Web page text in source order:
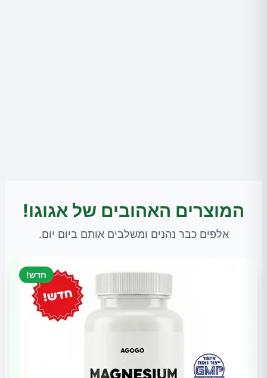
המוצרים האהובים של אגוגו!
אלפים כבר נהנים ומשלבים אותם ביום יום.
חדש!